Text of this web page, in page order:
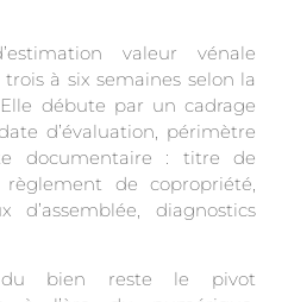
valeur vénale
à six semaines selon la
débute par un cadrage
d’évaluation, périmètre
documentaire : titre de
de copropriété,
d’assemblée, diagnostics
bien reste le pivot